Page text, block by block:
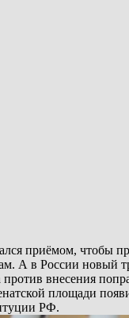
приёмом, чтобы
А в России новый
против внесения
площади
РФ.